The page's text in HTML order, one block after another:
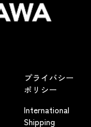
プライバシー
ポリシー
International
Shipping